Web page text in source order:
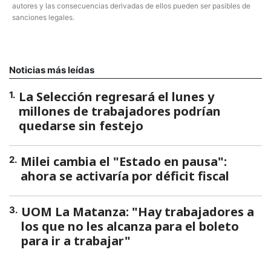
autores y las consecuencias derivadas de ellos pueden ser pasibles de
sanciones legales.
Noticias más leídas
1. La Selección regresará el lunes y
millones de trabajadores podrían
quedarse sin festejo
2. Milei cambia el "Estado en pausa":
ahora se activaría por déficit fiscal
3. UOM La Matanza: "Hay trabajadores a
los que no les alcanza para el boleto
para ir a trabajar"